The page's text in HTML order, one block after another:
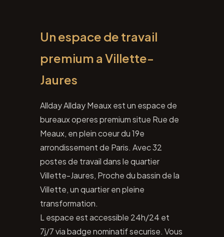
Un espace de travail
premium a Villette-
Jaures
Allday Allday Meaux est un espace de
bureaux operes premium situe Rue de
Meaux, en plein coeur du 19e
arrondissement de Paris. Avec 32
postes de travail dans le quartier
Villette-Jaures, Proche du bassin de la
Villette, un quartier en pleine
transformation.
L espace est accessible 24h/24 et
7j/7 via badge nominatif securise. Vous